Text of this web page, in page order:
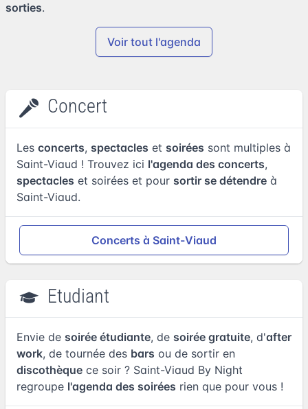
sorties.
Voir tout l'agenda
Concert
Les concerts, spectacles et soirées sont multiples à
Saint-Viaud ! Trouvez ici l'agenda des concerts,
spectacles et soirées et pour sortir se détendre à
Saint-Viaud.
Concerts à Saint-Viaud
Etudiant
Envie de soirée étudiante, de soirée gratuite, d'after
work, de tournée des bars ou de sortir en
discothèque ce soir ? Saint-Viaud By Night
regroupe l'agenda des soirées rien que pour vous !